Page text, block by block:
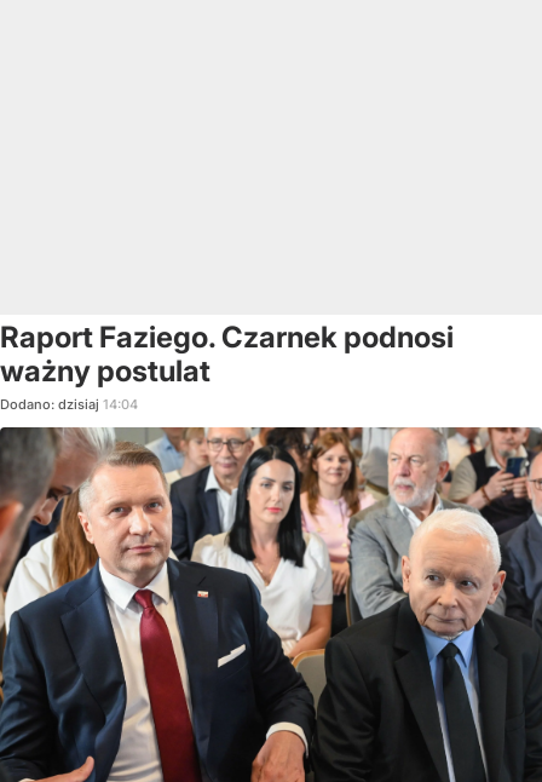
Raport Faziego. Czarnek podnosi
ważny postulat
Dodano: dzisiaj 14:04